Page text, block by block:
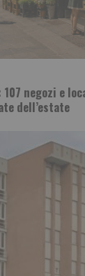
107 negozi e
dell’estate